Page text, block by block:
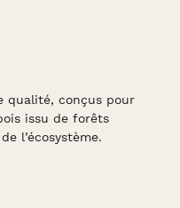
qualité, conçus pour
issu de forêts
l’écosystème.